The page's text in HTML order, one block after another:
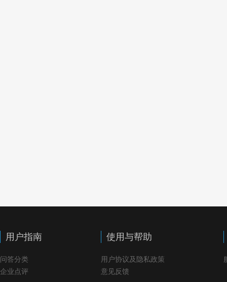
用户指南
问答分类
企业点评
使用与帮助
用户协议及隐私政策
意见反馈